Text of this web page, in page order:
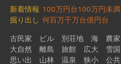
新着情報 100万円台100万円未満
掘り出し 何百万千万台億円台
古民家
ビル 別荘地 海 農家
大自然
離島 旅館 広大 雪国
思い出
山林 温泉 狭小 公共